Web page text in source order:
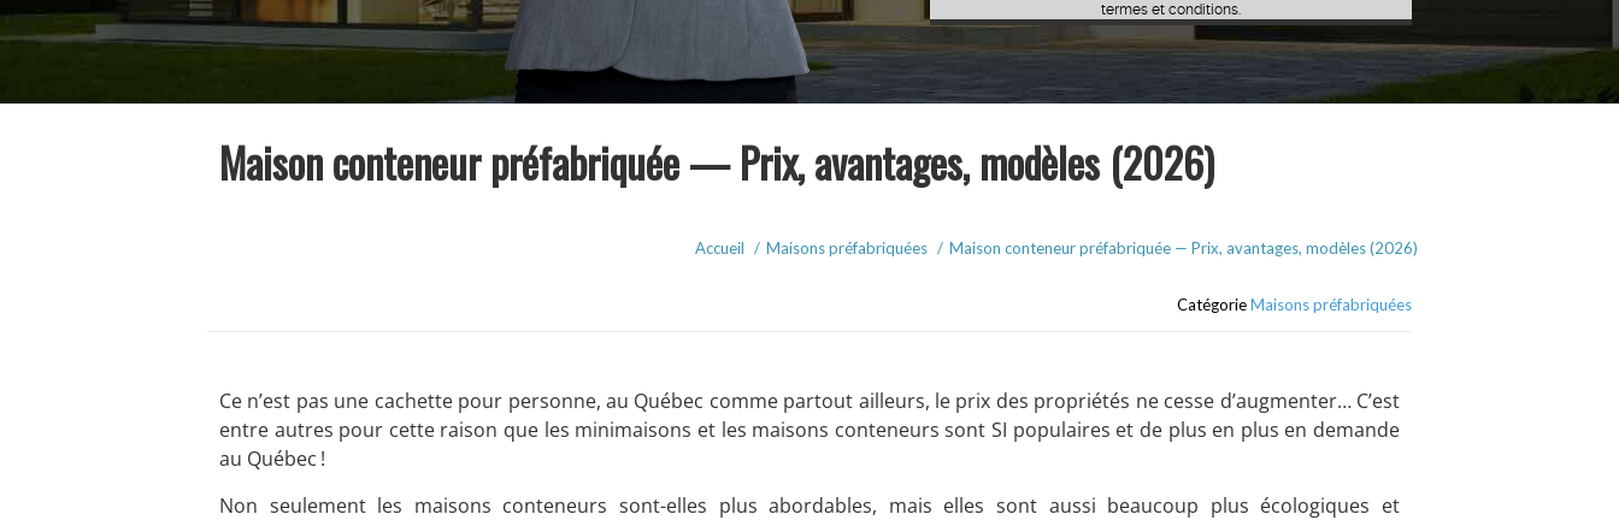
termes et conditions.
Maison conteneur préfabriquée — Prix, avantages, modèles (2026)
Accueil / Maisons préfabriquées / Maison conteneur préfabriquée — Prix, avantages, modèles (2026)
CatégorieMaisons préfabriquées
Ce n’est pas une cachette pour personne, au Québec comme partout ailleurs, le prix des propriétés ne cesse d’augmenter… C’est
entre autres pour cette raison que les minimaisons et les maisons conteneurs sont SI populaires et de plus en plus en demande
au Québec !
Non seulement les maisons conteneurs sont-elles plus abordables, mais elles sont aussi beaucoup plus écologiques et